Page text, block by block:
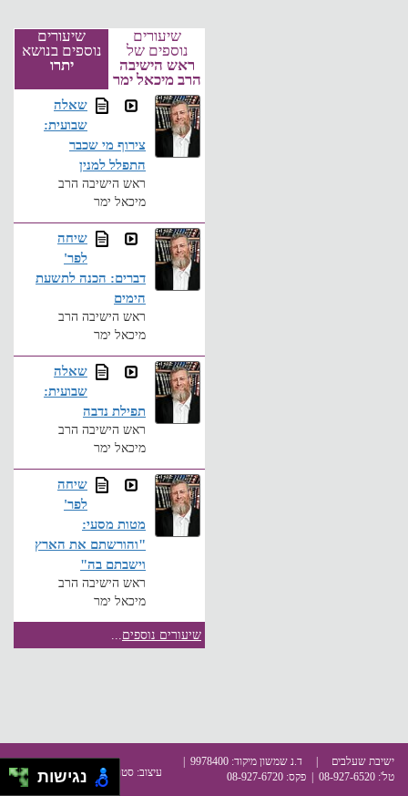
שיעורים
נוספים של
ראש הישיבה
הרב מיכאל ימר
שיעורים
נוספים בנושא
יתרו
שאלה
שבועית:
צירוף מי שכבר
התפלל למנין
ראש הישיבה הרב
מיכאל ימר
שיחה
לפר'
דברים: הכנה לתשעת
הימים
ראש הישיבה הרב
מיכאל ימר
שאלה
שבועית:
תפילת נדבה
ראש הישיבה הרב
מיכאל ימר
שיחה
לפר'
מטות מסעי:
"והורשתם את הארץ
וישבתם בה"
ראש הישיבה הרב
מיכאל ימר
שיעורים נוספים...
עיצוב: סטודיו שבשבתפיתוח: קודה
טל': 08-927-6520 | פקס: 08-927-6720
נגישות